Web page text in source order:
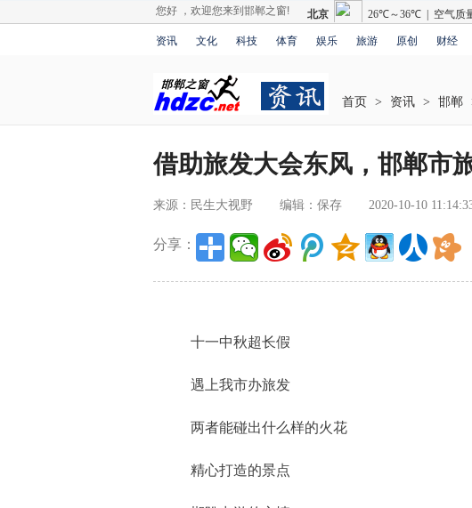
您好 ，欢迎您来到邯郸之窗!
资讯 文化 科技 体育 娱乐 旅游 原创 财经
首页 > 资讯 > 邯郸
借助旅发大会东风，邯郸市
来源：民生大视野 编辑：保存 2020-10-10
分享：
十一中秋超长假
遇上我市办旅发
两者能碰出什么样的火花
精心打造的景点